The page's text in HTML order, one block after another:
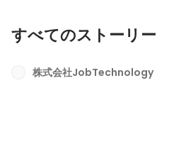
務、そしてJobtechへ！目指す「エン
すべてのストーリー
株式会社JobTechnology